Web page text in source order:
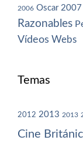
2006 Oscar 2007
Razonables
Vídeos Webs
Temas
2012 2013 2013
Cine